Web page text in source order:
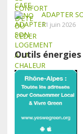
ADAPTER
11 juin 2026
Outils